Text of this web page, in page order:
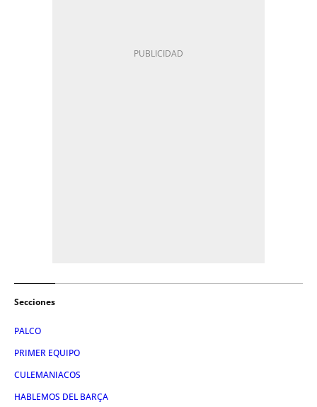
Secciones
PALCO
PRIMER EQUIPO
CULEMANIACOS
HABLEMOS DEL BARÇA